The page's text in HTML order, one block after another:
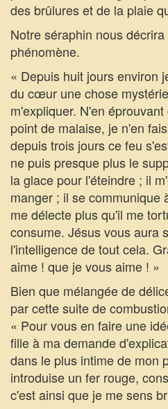
des brûlures et de la plaie
Notre séraphin nous
phénomène.
« Depuis huit jours environ
du cœur une chose
m'expliquer. N'en
point de malaise, je n'en
depuis trois jours ce feu
ne puis presque plus le
la glace pour l'éteindre ; il
manger ; il se communique
me délecte plus qu'il me
consume. Jésus vous aura
l'intelligence de tout cela.
aime ! que je vous aime ! »
Bien que mélangée de
par cette suite de
« Pour vous en faire une
fille à ma demande
dans le plus intime de mon
introduise un fer rouge,
c'est ainsi que je me sens